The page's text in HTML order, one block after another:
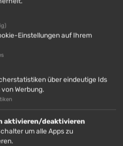
MEHR INFOS
Einstellungen auf Ihrem
über eindeutige Ids
Werbung.
aktivieren/deaktivieren
um alle Apps zu